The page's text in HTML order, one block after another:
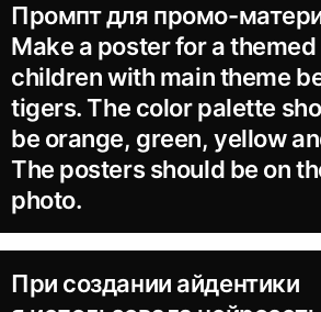
Промпт для промо-
Make a poster for a
children with main theme
tigers. The color palette
be orange, green, yellow
The posters should be on
photo.
При создании айдентики